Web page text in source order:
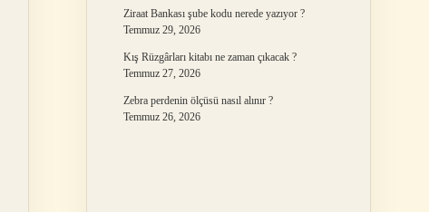
Ziraat Bankası şube kodu nerede yazıyor ?
Temmuz 29, 2026
Kış Rüzgârları kitabı ne zaman çıkacak ?
Temmuz 27, 2026
Zebra perdenin ölçüsü nasıl alınır ?
Temmuz 26, 2026